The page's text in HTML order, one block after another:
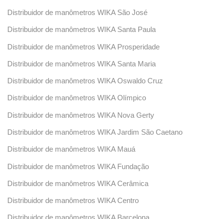
Distribuidor de manômetros WIKA São José
Distribuidor de manômetros WIKA Santa Paula
Distribuidor de manômetros WIKA Prosperidade
Distribuidor de manômetros WIKA Santa Maria
Distribuidor de manômetros WIKA Oswaldo Cruz
Distribuidor de manômetros WIKA Olímpico
Distribuidor de manômetros WIKA Nova Gerty
Distribuidor de manômetros WIKA Jardim São Caetano
Distribuidor de manômetros WIKA Mauá
Distribuidor de manômetros WIKA Fundação
Distribuidor de manômetros WIKA Cerâmica
Distribuidor de manômetros WIKA Centro